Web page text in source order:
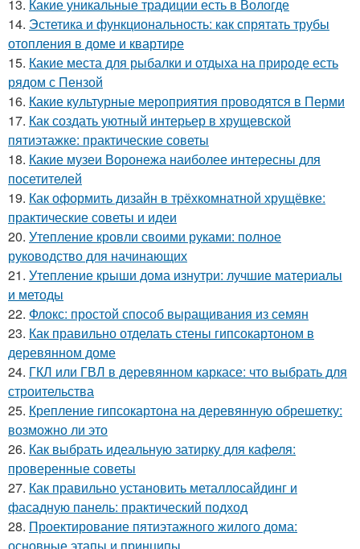
13. Какие уникальные традиции есть в Вологде
14. Эстетика и функциональность: как спрятать трубы
отопления в доме и квартире
15. Какие места для рыбалки и отдыха на природе есть
рядом с Пензой
16. Какие культурные мероприятия проводятся в Перми
17. Как создать уютный интерьер в хрущевской
пятиэтажке: практические советы
18. Какие музеи Воронежа наиболее интересны для
посетителей
19. Как оформить дизайн в трёхкомнатной хрущёвке:
практические советы и идеи
20. Утепление кровли своими руками: полное
руководство для начинающих
21. Утепление крыши дома изнутри: лучшие материалы
и методы
22. Флокс: простой способ выращивания из семян
23. Как правильно отделать стены гипсокартоном в
деревянном доме
24. ГКЛ или ГВЛ в деревянном каркасе: что выбрать для
строительства
25. Крепление гипсокартона на деревянную обрешетку:
возможно ли это
26. Как выбрать идеальную затирку для кафеля:
проверенные советы
27. Как правильно установить металлосайдинг и
фасадную панель: практический подход
28. Проектирование пятиэтажного жилого дома: